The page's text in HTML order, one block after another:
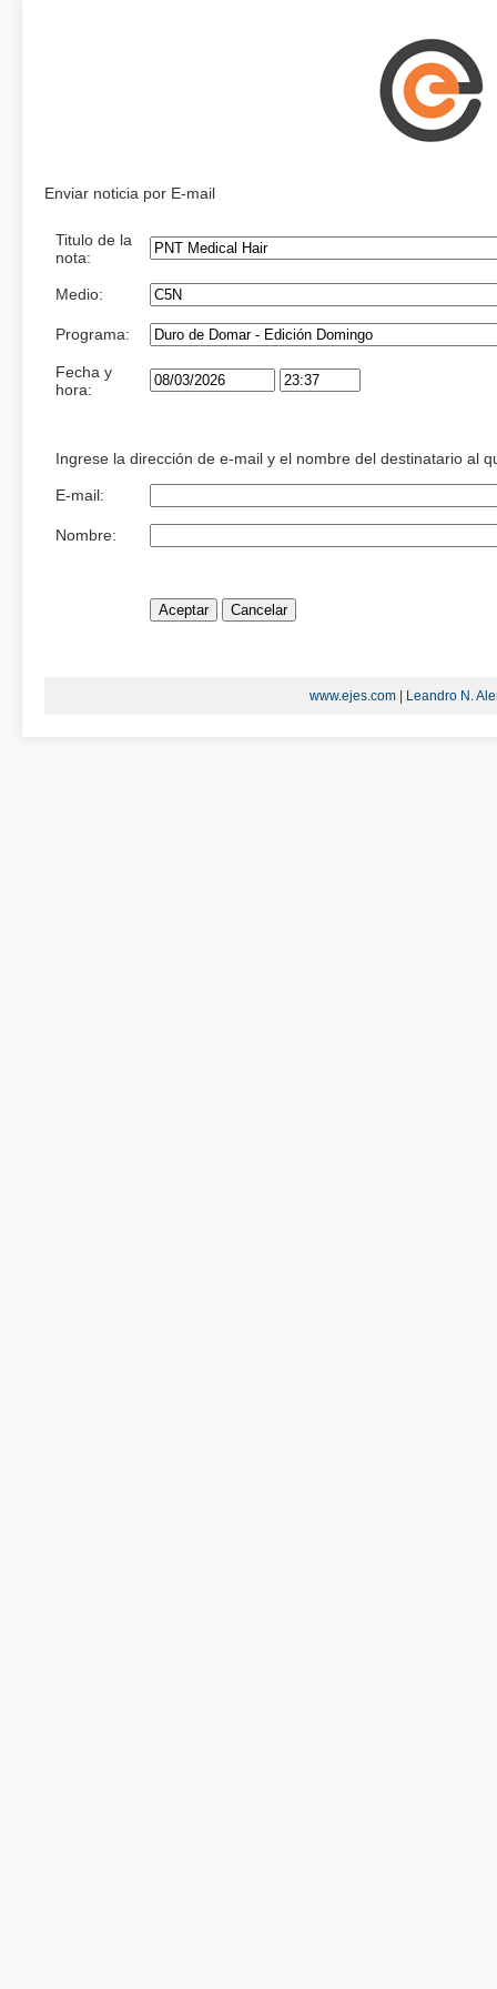
Enviar noticia por E-mail
Titulo de la
nota:
Medio:
Programa:
Fecha y
hora:
Ingrese la dirección de e-mail y el nombre del destinatario al
E-mail:
Nombre:
www.ejes.com | Leandro N.